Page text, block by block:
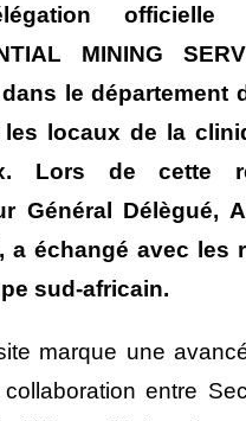
officielle
MINING
le département
locaux de la
Lors de cette
Général Délègué,
a échangé avec les
sud-africain.
marque une
entre